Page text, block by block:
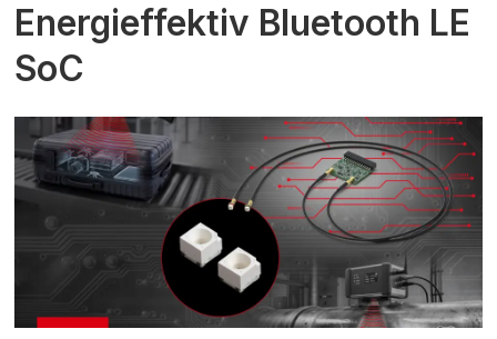
Energieffektiv Bluetooth LE
SoC